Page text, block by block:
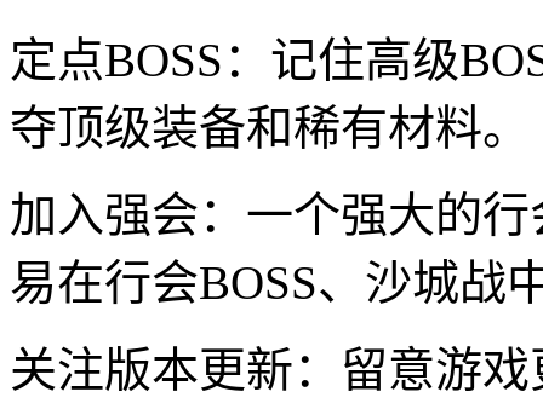
定点BOSS：记住高级
夺顶级装备和稀有材料。
加入强会：一个强大的
易在行会BOSS、沙城战
关注版本更新：留意游